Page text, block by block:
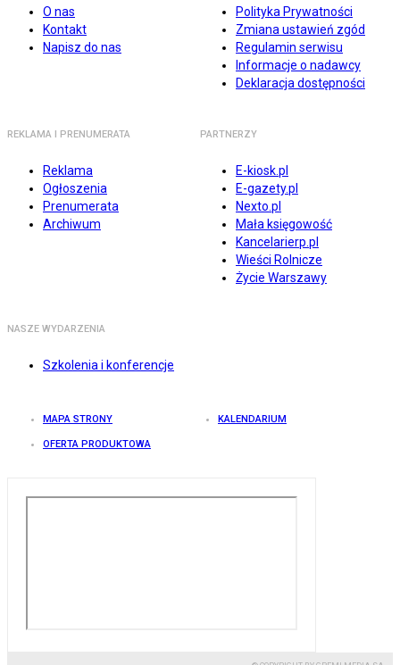
O nas
Kontakt
Napisz do nas
Polityka Prywatności
Zmiana ustawień zgód
Regulamin serwisu
Informacje o nadawcy
Deklaracja dostępności
REKLAMA I PRENUMERATA
Reklama
Ogłoszenia
Prenumerata
Archiwum
PARTNERZY
E-kiosk.pl
E-gazety.pl
Nexto.pl
Mała księgowość
Kancelarierp.pl
Wieści Rolnicze
Życie Warszawy
NASZE WYDARZENIA
Szkolenia i konferencje
MAPA STRONY KALENDARIUM
OFERTA PRODUKTOWA